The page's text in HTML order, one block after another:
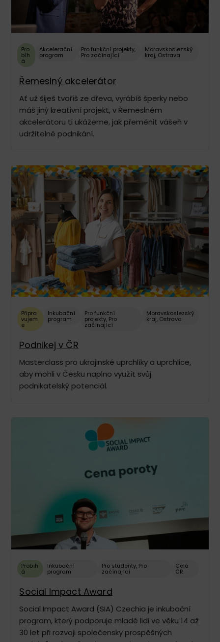
Pro
bíh
á
Akcelerační
program
Pro funkční projekty,
Pro začínající
Moravskoslezský
kraj, Ostrava
Řemeslný akcelerátor
Ať už šiješ tvoříš ze dřeva, vyrábíš šperky nebo
máš jiný kreativní projekt, v Řemeslném
akcelerátoru ti ukážeme, jak přeměnit vášeň v
udržitelné podnikání.
Připra
vujem
e
Inkubační
program
Pro funkční
projekty, Pro
začínající
Moravskoslezský
kraj, Ostrava
Podnikej v ČR
Masterclass pro ukrajinské uprchlíky a uprchlice,
aby mohli v Česku naplno využít svůj
podnikatelský potenciál.
Probíh
á
Inkubační
program
Pro studenty, Pro
začínající
Celá
ČR
Social Impact Award
Social Impact Award (SIA) Czechia je inkubační
program, který podporuje mladé lidi ve věku 14 až
30 let při rozvoji společensky prospěšných